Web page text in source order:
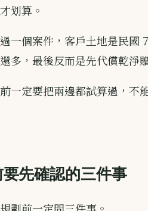
划算。
一個案件，客戶土地是民國
多，最後反而是先代償乾淨
一定要把兩邊都試算過，不
先確認的三件事